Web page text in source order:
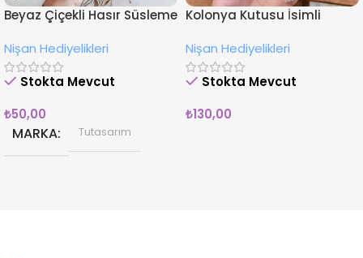
Beyaz Çiçekli Hasır Süsleme
Magnet
Nişan Hediyelikleri
Stokta Mevcut
₺50,00
MARKA Tutasarım
Kolonya Kutusu İsimli
Nişan Hediyelikleri
Stokta Mevcut
₺130,00